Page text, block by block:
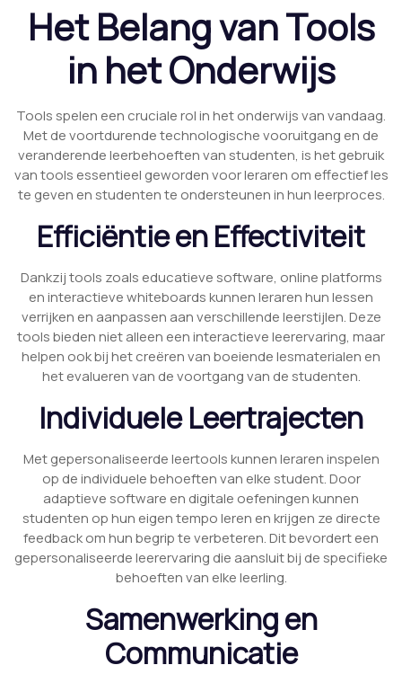
Het Belang van Tools
in het Onderwijs
Tools spelen een cruciale rol in het onderwijs van vandaag.
Met de voortdurende technologische vooruitgang en de
veranderende leerbehoeften van studenten, is het gebruik
van tools essentieel geworden voor leraren om effectief les
te geven en studenten te ondersteunen in hun leerproces.
Efficiëntie en Effectiviteit
Dankzij tools zoals educatieve software, online platforms
en interactieve whiteboards kunnen leraren hun lessen
verrijken en aanpassen aan verschillende leerstijlen. Deze
tools bieden niet alleen een interactieve leerervaring, maar
helpen ook bij het creëren van boeiende lesmaterialen en
het evalueren van de voortgang van de studenten.
Individuele Leertrajecten
Met gepersonaliseerde leertools kunnen leraren inspelen
op de individuele behoeften van elke student. Door
adaptieve software en digitale oefeningen kunnen
studenten op hun eigen tempo leren en krijgen ze directe
feedback om hun begrip te verbeteren. Dit bevordert een
gepersonaliseerde leerervaring die aansluit bij de specifieke
behoeften van elke leerling.
Samenwerking en
Communicatie